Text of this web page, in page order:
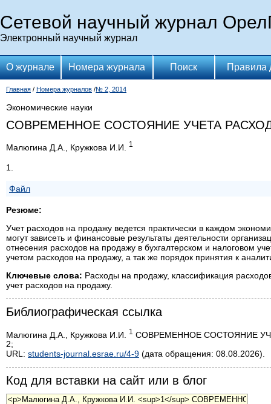
Сетевой научный журнал
Электронный научный журнал
О журнале Номера журнала Поиск Правила
Главная / Номера журналов /№ 2, 2014
Экономические науки
СОВРЕМЕННОЕ СОСТОЯНИЕ УЧЕТА
Малюгина Д.А., Кружкова И.И. 1
1.
Файл
Резюме:
Учет расходов на продажу ведется практически в каждом
могут зависеть и финансовые результаты деятельности
отнесения расходов на продажу в бухгалтерском и налоговом
учетом расходов на продажу, а так же порядок принятия к
Ключевые слова: Расходы на продажу, классификация
учет расходов на продажу.
Библиографическая ссылка
Малюгина Д.А., Кружкова И.И. 1 СОВРЕМЕННОЕ СОСТОЯНИЕ
2;
URL: students-journal.esrae.ru/4-9 (дата обращения: 08.08.2026).
Код для вставки на сайт или в блог